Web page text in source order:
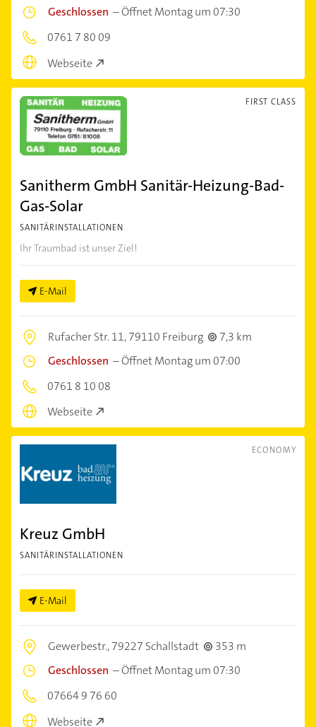
Geschlossen –Öffnet Montag um 07:30
0761 7 80 09
Webseite
FIRST CLASS
Sanitherm GmbH Sanitär-Heizung-Bad-
Gas-Solar
SANITÄRINSTALLATIONEN
Ihr Traumbad ist unser Ziel!
E-Mail
Rufacher Str. 11,79110 Freiburg
7,3 km
Geschlossen –Öffnet Montag um 07:00
0761 8 10 08
Webseite
ECONOMY
Kreuz GmbH
SANITÄRINSTALLATIONEN
E-Mail
Gewerbestr.,79227 Schallstadt
353 m
Geschlossen –Öffnet Montag um 07:30
07664 9 76 60
Webseite